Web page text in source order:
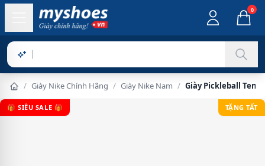
0
Sản
/ Giày Nike Chính Hãng / Giày Nike Nam / Giày Pickleball
🎁 SIÊU SALE 🎁 TẶNG TẤT